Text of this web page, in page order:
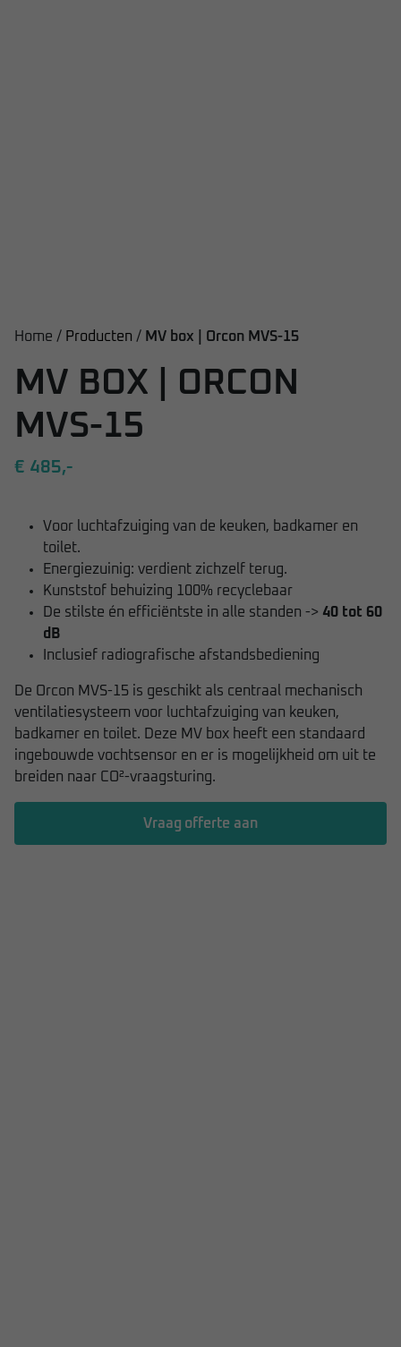
Home / Producten / MV box | Orcon MVS-15
MV BOX | ORCON
MVS-15
€ 485,-
Voor luchtafzuiging van de keuken, badkamer en
toilet.
Energiezuinig: verdient zichzelf terug.
Kunststof behuizing 100% recyclebaar
De stilste én efficiëntste in alle standen -> 40 tot 60
dB
Inclusief radiografische afstandsbediening
De Orcon MVS-15 is geschikt als centraal mechanisch
ventilatiesysteem voor luchtafzuiging van keuken,
badkamer en toilet. Deze MV box heeft een standaard
ingebouwde vochtsensor en er is mogelijkheid om uit te
breiden naar CO²-vraagsturing.
Vraag offerte aan